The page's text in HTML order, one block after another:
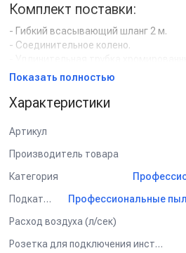
Комплект поставки:
- Гибкий всасывающий шланг 2 м.
- Соединительное колено.
- Переключаемая насадка ковер-пол,
- Насадка для мебели / обивки.
- Круглая насадка-щетка.
Применение:
Уборка на маленькой площади: в
магазине, на автомойке.
Показать полностью
Характеристики
Артикул
Производитель товара
Категория
Подкатегория
Расход воздуха (л/сек)
Розетка для подключения инструмента